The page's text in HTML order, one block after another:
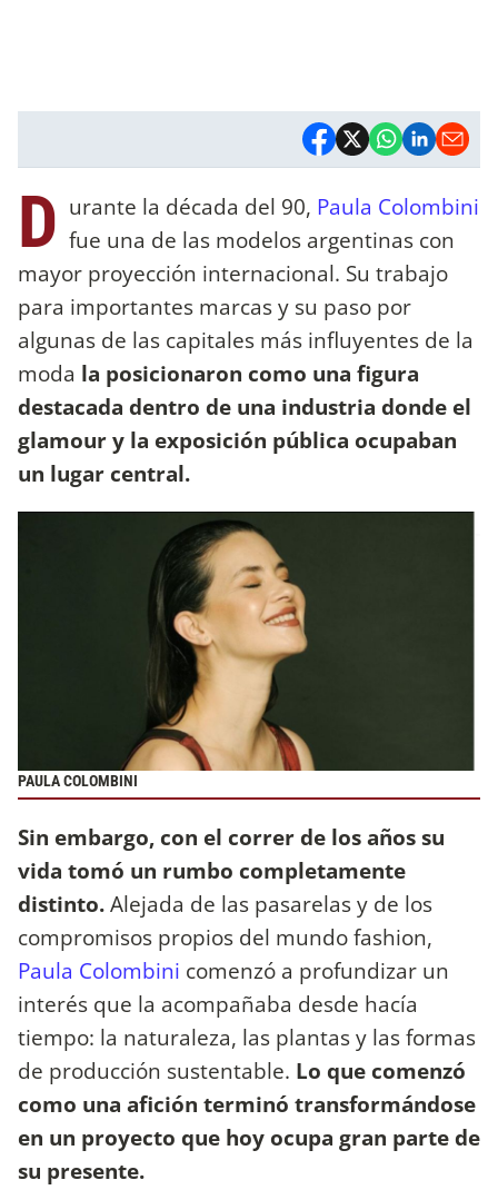
D urante la década del 90, Paula Colombini
fue una de las modelos argentinas con
mayor proyección internacional. Su trabajo
para importantes marcas y su paso por
algunas de las capitales más influyentes de la
moda la posicionaron como una figura
destacada dentro de una industria donde el
glamour y la exposición pública ocupaban
un lugar central.
PAULA COLOMBINI
Sin embargo, con el correr de los años su
vida tomó un rumbo completamente
distinto.Alejada de las pasarelas y de los
compromisos propios del mundo fashion,
Paula Colombini comenzó a profundizar un
interés que la acompañaba desde hacía
tiempo: la naturaleza, las plantas y las formas
de producción sustentable. Lo que comenzó
como una afición terminó transformándose
en un proyecto que hoy ocupa gran parte de
su presente.